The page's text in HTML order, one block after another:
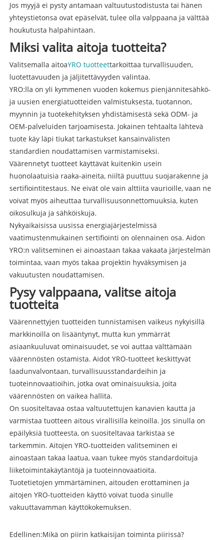
Jos myyjä ei pysty antamaan valtuutustodistusta tai hänen
yhteystietonsa ovat epäselvät, tulee olla valppaana ja välttää
houkutusta halpahintaan.
Miksi valita aitoja tuotteita?
Valitsemalla aitoaYRO tuotteettarkoittaa turvallisuuden,
luotettavuuden ja jäljitettävyyden valintaa.
YRO:lla on yli kymmenen vuoden kokemus pienjännitesähkö-
ja uusien energiatuotteiden valmistuksesta, tuotannon,
myynnin ja tuotekehityksen yhdistämisestä sekä ODM- ja
OEM-palveluiden tarjoamisesta. Jokainen tehtaalta lähtevä
tuote käy läpi tiukat tarkastukset kansainvälisten
standardien noudattamisen varmistamiseksi.
Väärennetyt tuotteet käyttävät kuitenkin usein
huonolaatuisia raaka-aineita, niiltä puuttuu suojarakenne ja
sertifiointitestaus. Ne eivät ole vain alttiita vaurioille, vaan ne
voivat myös aiheuttaa turvallisuusonnettomuuksia, kuten
oikosulkuja ja sähköiskuja.
Nykyaikaisissa uusissa energiajärjestelmissä
vaatimustenmukainen sertifiointi on olennainen osa. Aidon
YRO:n valitseminen ei ainoastaan ​​takaa vakaata järjestelmän
toimintaa, vaan myös takaa projektin hyväksymisen ja
vakuutusten noudattamisen.
Pysy valppaana, valitse aitoja
tuotteita
Väärennettyjen tuotteiden tunnistamisen vaikeus nykyisillä
markkinoilla on lisääntynyt, mutta kun ymmärrät
asiaankuuluvat ominaisuudet, se voi auttaa välttämään
väärennösten ostamista. Aidot YRO-tuotteet keskittyvät
laadunvalvontaan, turvallisuusstandardeihin ja
tuoteinnovaatioihin, jotka ovat ominaisuuksia, joita
väärennösten on vaikea hallita.
On suositeltavaa ostaa valtuutettujen kanavien kautta ja
varmistaa tuotteen aitous virallisilla keinoilla. Jos sinulla on
epäilyksiä tuotteesta, on suositeltavaa tarkistaa se
tarkemmin. Aitojen YRO-tuotteiden valitseminen ei
ainoastaan ​​takaa laatua, vaan tukee myös standardoituja
liiketoimintakäytäntöjä ja tuoteinnovaatioita.
Tuotetietojen ymmärtäminen, aitouden erottaminen ja
aitojen YRO-tuotteiden käyttö voivat tuoda sinulle
vakuuttavamman käyttökokemuksen.
Edellinen:Mikä on piirin katkaisijan toiminta piirissä?